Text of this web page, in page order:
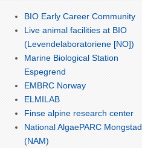
BIO Early Career Community
Live animal facilities at BIO
(Levendelaboratoriene [NO])
Marine Biological Station
Espegrend
EMBRC Norway
ELMILAB
Finse alpine research center
National AlgaePARC Mongstad
(NAM)